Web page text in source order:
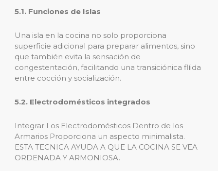
5.1. Funciones de Islas
Una isla en la cocina no solo proporciona
superficie adicional para preparar alimentos, sino
que también evita la sensación de
congestentación, facilitando una transiciónica flíida
entre cocción y socialización.
5.2. Electrodomésticos integrados
Integrar Los Electrodomésticos Dentro de los
Armarios Proporciona un aspecto minimalista.
ESTA TECNICA AYUDA A QUE LA COCINA SE VEA
ORDENADA Y ARMONIOSA.